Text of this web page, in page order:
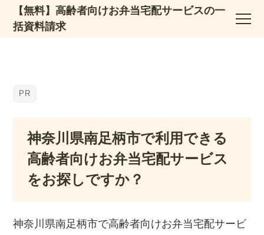
【無料】高齢者向けお弁当宅配サービスの一
括資料請求
神奈川県南足柄市で利用できる
高齢者向けお弁当宅配サービス
をお探しですか？
神奈川県南足柄市で高齢者向けお弁当宅配サービ